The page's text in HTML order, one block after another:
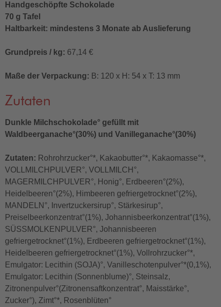
Handgeschöpfte Schokolade
70 g Tafel
Haltbarkeit: mindestens 3 Monate ab Auslieferung
Grundpreis / kg: 67,14 €
Maße der Verpackung: B: 120 x H: 54 x T: 13 mm
Zutaten
Dunkle Milchschokolade° gefüllt mit
Waldbeerganache°(30%) und Vanilleganache°(30%)
Zutaten: Rohrohrzucker°*, Kakaobutter°*, Kakaomasse°*,
VOLLMILCHPULVER°, VOLLMILCH°,
MAGERMILCHPULVER°, Honig°, Erdbeeren°(2%),
Heidelbeeren°(2%), Himbeeren gefriergetrocknet°(2%),
MANDELN°, Invertzuckersirup°, Stärkesirup°,
Preiselbeerkonzentrat°(1%), Johannisbeerkonzentrat°(1%),
SÜSSMOLKENPULVER°, Johannisbeeren
gefriergetrocknet°(1%), Erdbeeren gefriergetrocknet°(1%),
Heidelbeeren gefriergetrocknet°(1%), Vollrohrzucker°*,
Emulgator: Lecithin (SOJA)°, Vanilleschotenpulver°*(0,1%),
Emulgator: Lecithin (Sonnenblume)°, Steinsalz,
Zitronenpulver°(Zitronensaftkonzentrat°, Maisstärke°,
Zucker°), Zimt°*, Rosenblüten°